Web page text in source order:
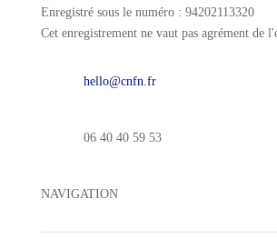
Enregistré sous le numéro : 94202113320
Cet enregistrement ne vaut pas agrément de
hello@cnfn.fr
06 40 40 59 53
NAVIGATION